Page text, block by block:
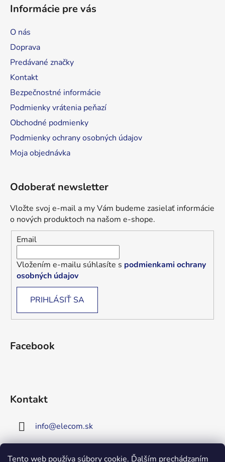
Tento web používa súbory cookie. Ďalším prechádzaním
Informácie pre vás
O nás
Doprava
Predávané značky
Kontakt
Bezpečnostné informácie
Podmienky vrátenia peňazí
Obchodné podmienky
Podmienky ochrany osobných údajov
Moja objednávka
Odoberať newsletter
Vložte svoj e-mail a my Vám budeme zasielať informácie
o nových produktoch na našom e-shope.
Email
Vložením e-mailu súhlasíte s podmienkami ochrany
osobných údajov
PRIHLÁSIŤ SA
Facebook
Kontakt
info@elecom.sk